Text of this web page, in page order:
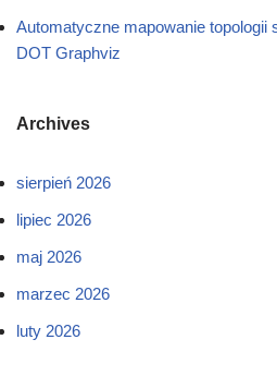
Automatyczne mapowanie topologii
DOT Graphviz
Archives
sierpień 2026
lipiec 2026
maj 2026
marzec 2026
luty 2026